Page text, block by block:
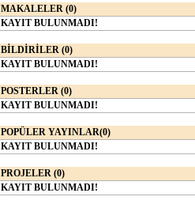
MAKALELER (0)
KAYIT BULUNMADI!
BİLDİRİLER (0)
KAYIT BULUNMADI!
POSTERLER (0)
KAYIT BULUNMADI!
POPÜLER YAYINLAR(0)
KAYIT BULUNMADI!
PROJELER (0)
KAYIT BULUNMADI!